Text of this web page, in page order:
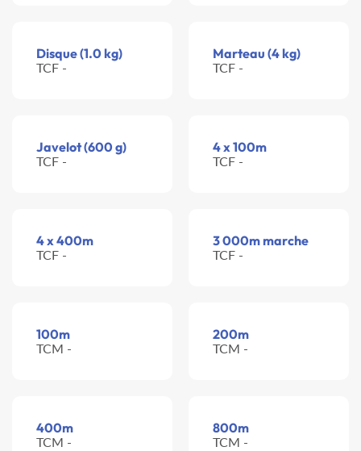
Disque (1.0 kg)
TCF -
Marteau (4 kg)
TCF -
Javelot (600 g)
TCF -
4 x 100m
TCF -
4 x 400m
TCF -
3 000m marche
TCF -
100m
TCM -
200m
TCM -
400m
TCM -
800m
TCM -